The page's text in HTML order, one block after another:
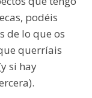
podéis
de lo que os
querríais
si hay